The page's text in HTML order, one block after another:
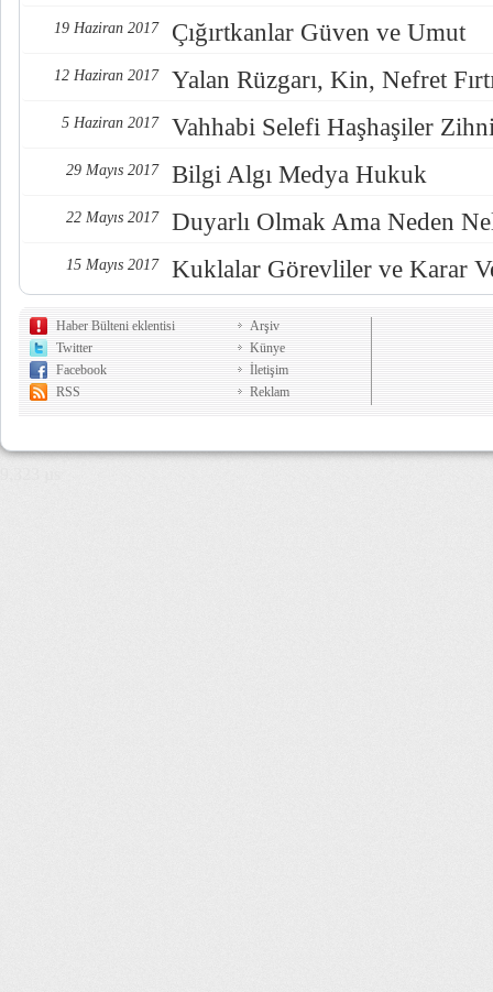
19 Haziran 2017 Çığırtkanlar Güven ve Umut
12 Haziran 2017 Yalan Rüzgarı, Kin, Nefret
5 Haziran 2017 Vahhabi Selefi Haşhaşiler
29 Mayıs 2017 Bilgi Algı Medya Hukuk
22 Mayıs 2017 Duyarlı Olmak Ama Neden
15 Mayıs 2017 Kuklalar Görevliler ve Karar
Haber Bülteni eklentisi
Twitter
Facebook
RSS
Arşiv
Künye
İletişim
Reklam